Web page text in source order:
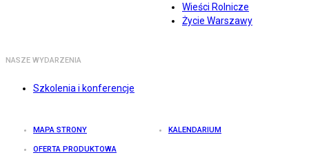
Wieści Rolnicze
Życie Warszawy
NASZE WYDARZENIA
Szkolenia i konferencje
MAPA STRONY KALENDARIUM
OFERTA PRODUKTOWA